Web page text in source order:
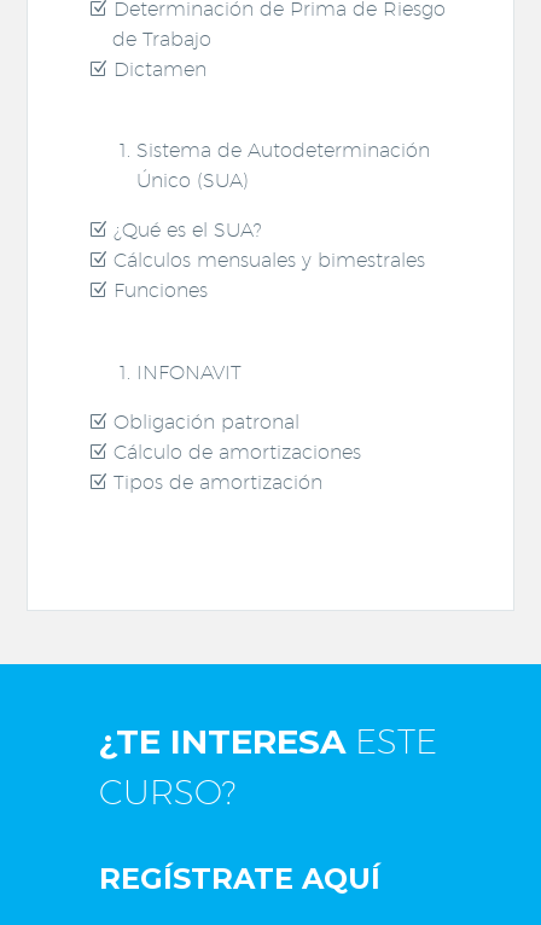
Determinación de Prima de Riesgo
de Trabajo
Dictamen
Sistema de Autodeterminación
Único (SUA)
¿Qué es el SUA?
Cálculos mensuales y bimestrales
Funciones
INFONAVIT
Obligación patronal
Cálculo de amortizaciones
Tipos de amortización
¿TE INTERESAESTE
CURSO?
REGÍSTRATE AQUÍ